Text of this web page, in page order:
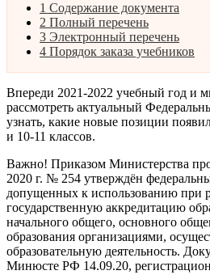
1 Содержание документа
2 Полный перечень
3 Электронный перечень
4 Порядок заказа учебников
Впереди 2021-2022 учебный год и
рассмотреть актуальный
узнать, какие новые позиции
и 10-11 классов.
Важно! Приказом Министерства
2020 г. № 254 утверждён
допущенных к использованию при
государственную аккредитацию
начального общего, основного
образования организациями,
образовательную деятельность.
Минюсте РФ 14.09.20,